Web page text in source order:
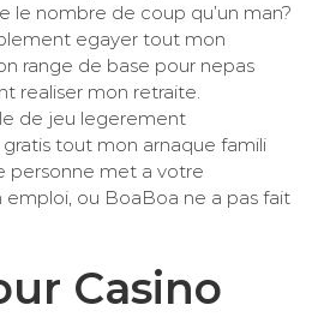
le nombre de coup qu’un man?
egayer tout mon
range de base pour nepas
realiser mon retraite.
de jeu legerement
tout mon arnaque famili
personne met a votre
emploi, ou BoaBoa ne a pas fait
Casino